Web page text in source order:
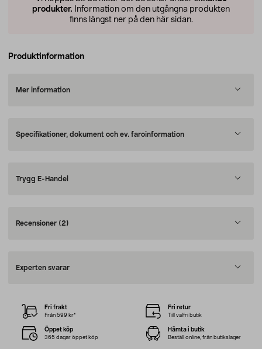
produkter. Information om den utgångna produkten
finns längst ner på den här sidan.
Produktinformation
Mer information
Specifikationer, dokument och ev. faroinformation
Trygg E-Handel
Recensioner (2)
Experten svarar
Fri frakt
Från 599 kr*
Fri retur
Till valfri butik
Öppet köp
365 dagar öppet köp
Hämta i butik
Beställ online, från butikslager